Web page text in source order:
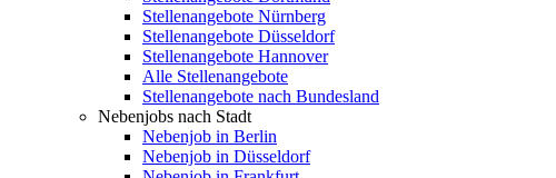
Stellenangebote Nürnberg
Stellenangebote Düsseldorf
Stellenangebote Hannover
Alle Stellenangebote
Stellenangebote nach Bundesland
Nebenjobs nach Stadt
Nebenjob in Berlin
Nebenjob in Düsseldorf